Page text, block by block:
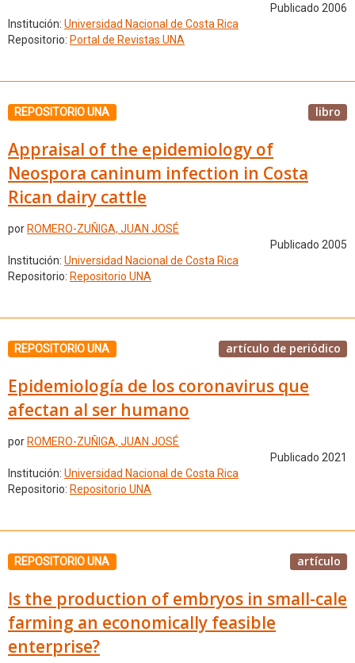
Publicado 2006
Institución: Universidad Nacional de Costa Rica
Repositorio: Portal de Revistas UNA
REPOSITORIO UNA libro
Appraisal of the epidemiology of
Neospora caninum infection in Costa
Rican dairy cattle
por ROMERO-ZUÑIGA, JUAN JOSÉ
Publicado 2005
Institución: Universidad Nacional de Costa Rica
Repositorio: Repositorio UNA
REPOSITORIO UNA artículo de periódico
Epidemiología de los coronavirus que
afectan al ser humano
por ROMERO-ZUÑIGA, JUAN JOSÉ
Publicado 2021
Institución: Universidad Nacional de Costa Rica
Repositorio: Repositorio UNA
REPOSITORIO UNA artículo
Is the production of embryos in small-cale
farming an economically feasible
enterprise?